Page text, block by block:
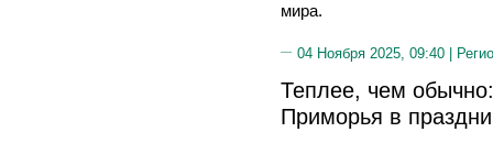
мира.
04 Ноября 2025, 09:40 |
Теплее, чем
Приморья в